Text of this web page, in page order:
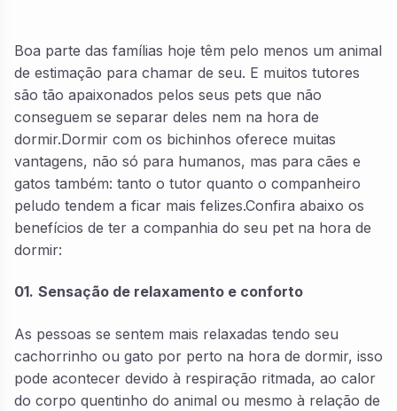
Boa parte das famílias hoje têm pelo menos um animal
de estimação para chamar de seu. E muitos tutores
são tão apaixonados pelos seus pets que não
conseguem se separar deles nem na hora de
dormir.Dormir com os bichinhos oferece muitas
vantagens, não só para humanos, mas para cães e
gatos também: tanto o tutor quanto o companheiro
peludo tendem a ficar mais felizes.Confira abaixo os
benefícios de ter a companhia do seu pet na hora de
dormir:
01. Sensação de relaxamento e conforto
As pessoas se sentem mais relaxadas tendo seu
cachorrinho ou gato por perto na hora de dormir, isso
pode acontecer devido à respiração ritmada, ao calor
do corpo quentinho do animal ou mesmo à relação de